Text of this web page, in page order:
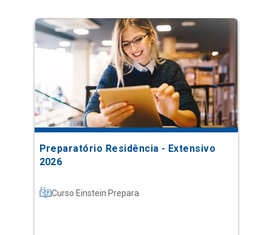
Preparatório Residência - Extensivo
2026
Curso Einstein Prepara